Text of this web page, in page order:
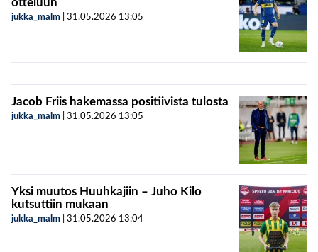
otteluun
jukka_malm 31.05.2026 13:05
Jacob Friis hakemassa positiivista tulosta
jukka_malm 31.05.2026 13:05
Yksi muutos Huuhkajiin – Juho Kilo
kutsuttiin mukaan
jukka_malm 31.05.2026 13:04